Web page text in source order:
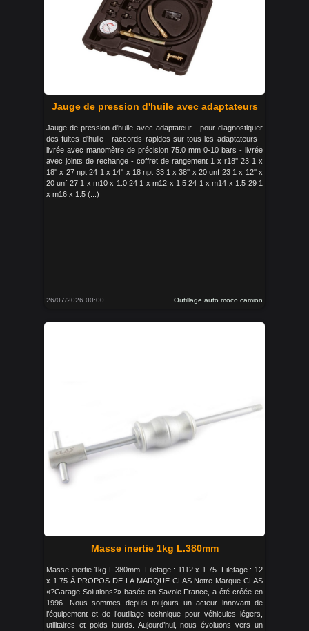
Jauge de pression d'huile avec adaptateurs
Jauge de pression d'huile avec adaptateur - pour diagnostiquer
des fuites d'huile - raccords rapides sur tous les adaptateurs -
livrée avec manomètre de précision 75.0 mm 0-10 bars - livrée
avec joints de rechange - coffret de rangement 1 x r18'' 23 1 x
18'' x 27 npt 24 1 x 14'' x 18 npt 33 1 x 38'' x 20 unf 23 1 x 12'' x
20 unf 27 1 x m10 x 1.0 24 1 x m12 x 1.5 24 1 x m14 x 1.5 29 1
x m16 x 1.5 (...)
26/07/2026 00:00 Outillage auto moco camion
Masse inertie 1kg L.380mm
Masse inertie 1kg L.380mm. Filetage : 1112 x 1.75. Filetage : 12
x 1.75 À PROPOS DE LA MARQUE CLAS Notre Marque CLAS
«?Garage Solutions?» basée en Savoie France, a été créée en
1996. Nous sommes depuis toujours un acteur innovant de
l’équipement et de l’outillage technique pour véhicules légers,
utilitaires et poids lourds. Aujourd’hui, nous évoluons vers un